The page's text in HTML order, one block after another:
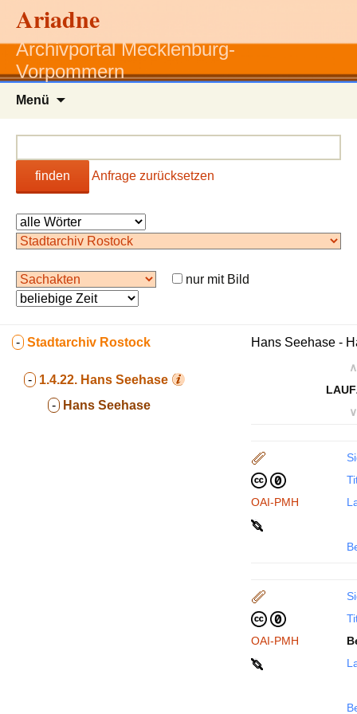
Ariadne
Archivportal Mecklenburg-
Vorpommern
Menü
finden Anfrage zurücksetzen
nur mit Bild
- Stadtarchiv Rostock
- 1.4.22. Hans Seehase
- Hans Seehase
Hans Seehase -
∧
∨
OAI-PMH
OAI-PMH